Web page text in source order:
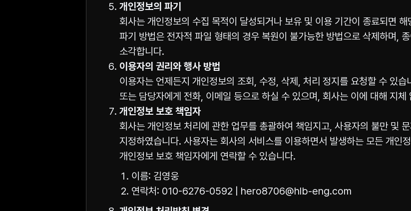
개인정보의 파기
회사는 개인정보의 수집 목적이 달성되거나 보유 및 이용 기간이 종료되면
파기 방법은 전자적 파일 형태의 경우 복원이 불가능한 방법으로 삭제하며,
소각합니다.
이용자의 권리와 행사 방법
이용자는 언제든지 개인정보의 조회, 수정, 삭제, 처리 정지를 요청할 수 있습
또는 담당자에게 전화, 이메일 등으로 하실 수 있으며, 회사는 이에 대해 지체
개인정보 보호 책임자
회사는 개인정보 처리에 관한 업무를 총괄하여 책임지고, 사용자의 불만 및
지정하였습니다. 사용자는 회사의 서비스를 이용하면서 발생하는 모든 개인
개인정보 보호 책임자에게 연락할 수 있습니다.
이름: 김영웅
연락처: 010-6276-0592 | hero8706@hlb-eng.com